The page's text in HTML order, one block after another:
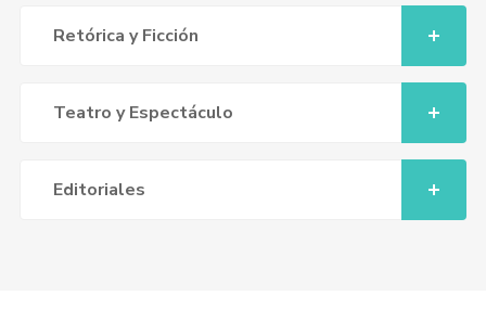
Retórica y Ficción
Teatro y Espectáculo
Editoriales